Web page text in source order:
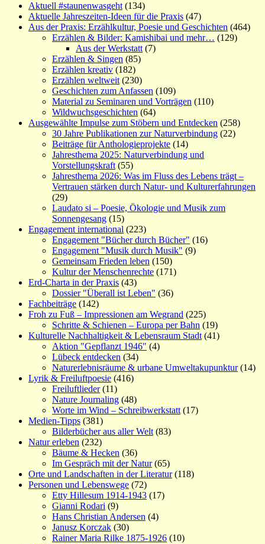
Aktuell #staunenwasgeht (134)
Aktuelle Jahreszeiten-Ideen für die Praxis (47)
Aus der Praxis: Erzählkultur, Poesie und Geschichten (464)
Erzählen & Bilder: Kamishibai und mehr… (129)
Aus der Werkstatt (7)
Erzählen & Singen (85)
Erzählen kreativ (182)
Erzählen weltweit (230)
Geschichten zum Anfassen (109)
Material zu Seminaren und Vorträgen (110)
Wildwuchsgeschichten (64)
Ausgewählte Impulse zum Stöbern und Entdecken (258)
30 Jahre Publikationen zur Naturverbindung (22)
Beiträge für Anthologieprojekte (14)
Jahresthema 2025: Naturverbindung und
Vorstellungskraft (55)
Jahresthema 2026: Was im Fluss des Lebens trägt –
Vertrauen stärken durch Natur- und Kulturerfahrungen
(29)
Laudato si – Poesie, Ökologie und Musik zum
Sonnengesang (15)
Engagement international (223)
Engagement "Bücher durch Bücher" (16)
Engagement "Musik durch Musik" (9)
Gemeinsam Frieden leben (150)
Kultur der Menschenrechte (171)
Erd-Charta in der Praxis (43)
Dossier "Überall ist Leben" (36)
Fachbeiträge (142)
Froh zu Fuß – Impressionen am Wegrand (225)
Schritte & Schienen – Europa per Bahn (19)
Kulturelle Nachhaltigkeit & Lebensraum Stadt (41)
Aktion "Gepflanzt 1946" (4)
Lübeck entdecken (34)
Naturerlebnisräume & urbane Umweltakupunktur(14)
Lyrik & Freiluftpoesie (416)
Freiluftlieder(11)
Nature Journaling (48)
Worte im Wind – Schreibwerkstatt (17)
Medien-Tipps (381)
Bilderbücher aus aller Welt (83)
Natur erleben (232)
Bäume & Hecken (36)
Im Gespräch mit der Natur(65)
Orte und Landschaften in der Literatur(118)
Personen und Lebenswege (72)
Etty Hillesum 1914-1943 (17)
Gianni Rodari (9)
Hans Christian Andersen (4)
Janusz Korczak (30)
Rainer Maria Rilke 1875-1926 (10)